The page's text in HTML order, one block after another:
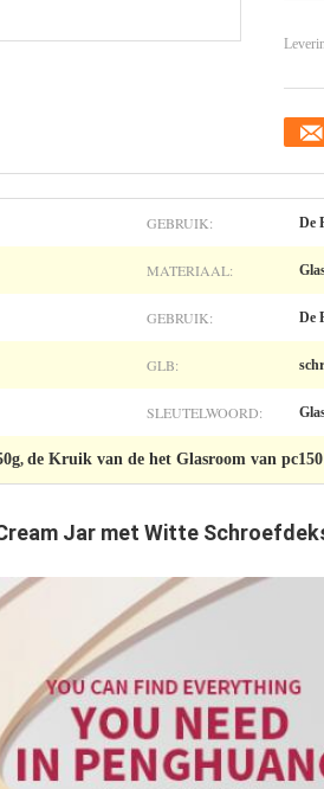
GEBRUIK: De
MATERIAAL:
GEBRUIK: De
GLB:
SLEUTELWOORD:
, de Kruik van de het Glasroom van pc150
Jar met Witte